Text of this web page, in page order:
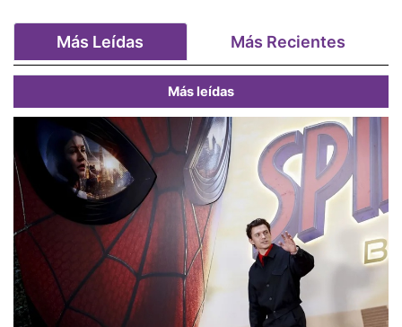
Más Leídas Más Recientes
Más leídas